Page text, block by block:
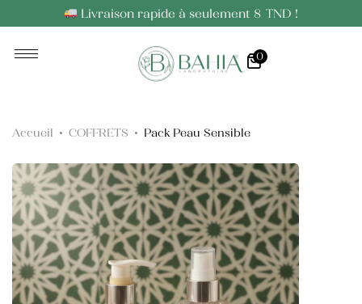
Livraison rapide à seulement 8 TND !
0
Accueil COFFRETS Pack Peau Sensible
Huiles Essentielles